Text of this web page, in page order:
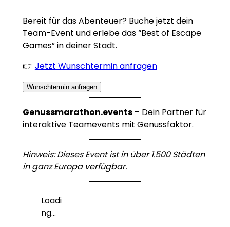
Bereit für das Abenteuer? Buche jetzt dein
Team-Event und erlebe das “Best of Escape
Games” in deiner Stadt.
👉 Jetzt Wunschtermin anfragen
Wunschtermin anfragen
Genussmarathon.events– Dein Partner für
interaktive Teamevents mit Genussfaktor.
Hinweis: Dieses Event ist in über 1.500 Städten
in ganz Europa verfügbar.
Loadi
ng…